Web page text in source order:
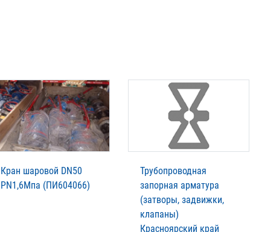
Кран шаровой DN50
PN1,6Мпа (ПИ604066)
Трубопроводная
запорная арматура
(затворы, задвижки,
клапаны)
Красноярский край